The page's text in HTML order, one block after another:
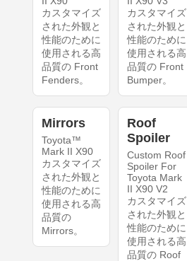
カスタマイズ
された外観と
性能のために
使用される高
品質の Front
Fenders。
カスタマイズ
された外観と
性能のために
使用される高
品質の Front
Bumper。
Mirrors
Toyota™
Mark II X90
カスタマイズ
された外観と
性能のために
使用される高
品質の
Mirrors。
Roof
Spoiler
Custom Roof
Spoiler For
Toyota Mark
II X90 V2
カスタマイズ
された外観と
性能のために
使用される高
品質の Roof